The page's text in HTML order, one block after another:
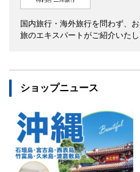
国内旅行・海外旅行を問わず、
旅のエキスパートがご紹介いたし
ショップニュース